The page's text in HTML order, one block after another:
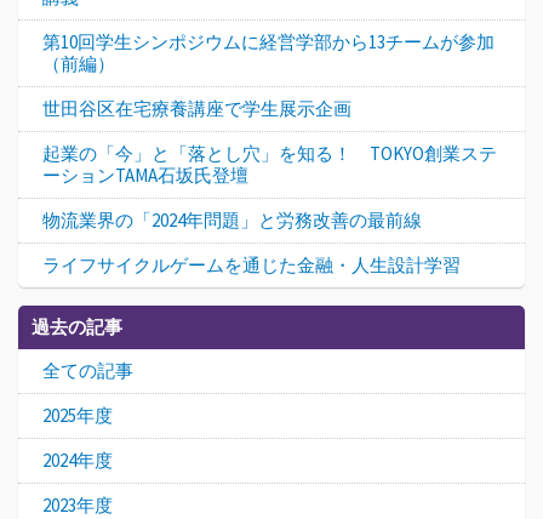
第10回学生シンポジウムに経営学部から13チームが参加
（前編）
世田谷区在宅療養講座で学生展示企画
起業の「今」と「落とし穴」を知る！ TOKYO創業ステ
ーションTAMA石坂氏登壇
物流業界の「2024年問題」と労務改善の最前線
ライフサイクルゲームを通じた金融・人生設計学習
過去の記事
全ての記事
2025年度
2024年度
2023年度